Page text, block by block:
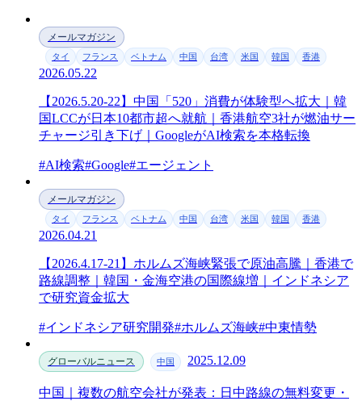
メールマガジン
タイ フランス ベトナム 中国 台湾 米国 韓国 香港
2026.05.22
【2026.5.20-22】中国「520」消費が体験型へ拡大｜韓
国LCCが日本10都市超へ就航｜香港航空3社が燃油サー
チャージ引き下げ｜GoogleがAI検索を本格転換
#AI検索#Google#エージェント
メールマガジン
タイ フランス ベトナム 中国 台湾 米国 韓国 香港
2026.04.21
【2026.4.17-21】ホルムズ海峡緊張で原油高騰｜香港で
路線調整｜韓国・金海空港の国際線増｜インドネシア
で研究資金拡大
#インドネシア研究開発#ホルムズ海峡#中東情勢
グローバルニュース 中国 2025.12.09
中国｜複数の航空会社が発表：日中路線の無料変更・